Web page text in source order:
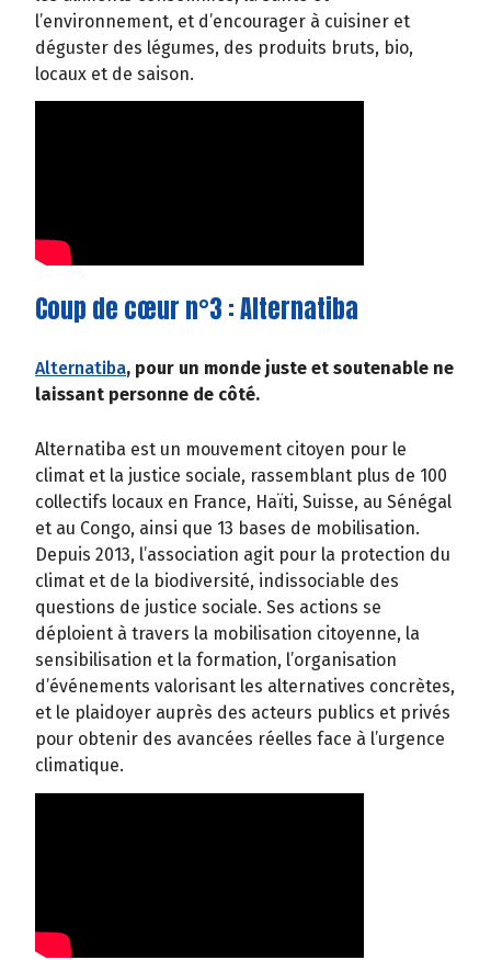
l’environnement, et d’encourager à cuisiner et
déguster des légumes, des produits bruts, bio,
locaux et de saison.
Coup de cœur n°3 : Alternatiba
Alternatiba, pour un monde juste et soutenable ne
laissant personne de côté.
Alternatiba est un mouvement citoyen pour le
climat et la justice sociale, rassemblant plus de 100
collectifs locaux en France, Haïti, Suisse, au Sénégal
et au Congo, ainsi que 13 bases de mobilisation.
Depuis 2013, l’association agit pour la protection du
climat et de la biodiversité, indissociable des
questions de justice sociale. Ses actions se
déploient à travers la mobilisation citoyenne, la
sensibilisation et la formation, l’organisation
d’événements valorisant les alternatives concrètes,
et le plaidoyer auprès des acteurs publics et privés
pour obtenir des avancées réelles face à l’urgence
climatique.